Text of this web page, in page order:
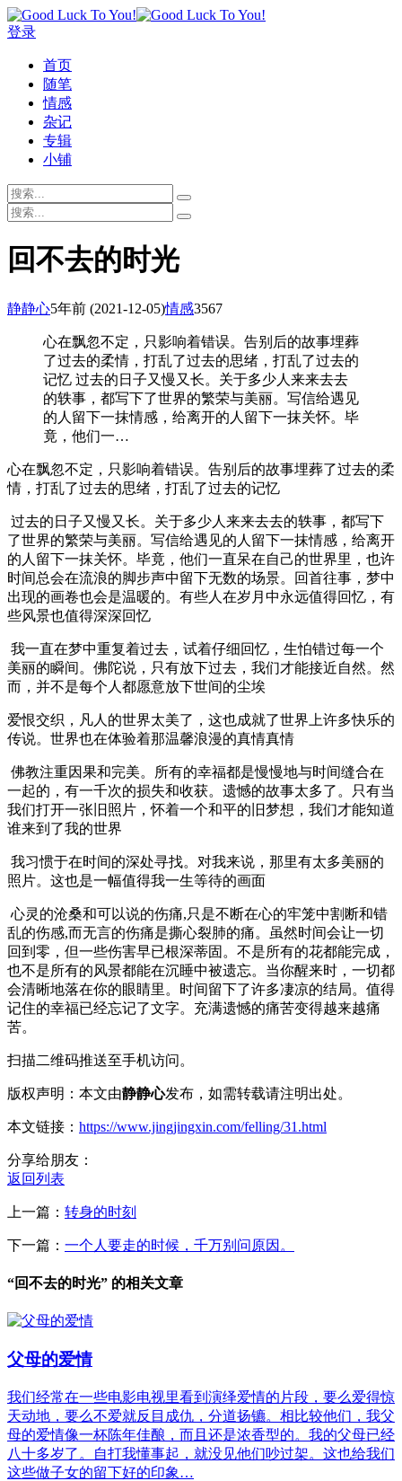
登录
首页
随笔
情感
杂记
专辑
小铺
回不去的时光
静静心5年前 (2021-12-05)情感3567
心在飘忽不定，只影响着错误。告别后的故事埋葬
了过去的柔情，打乱了过去的思绪，打乱了过去的
记忆 过去的日子又慢又长。关于多少人来来去去
的轶事，都写下了世界的繁荣与美丽。写信给遇见
的人留下一抹情感，给离开的人留下一抹关怀。毕
竟，他们一…
心在飘忽不定，只影响着错误。告别后的故事埋葬了过去的柔
情，打乱了过去的思绪，打乱了过去的记忆
过去的日子又慢又长。关于多少人来来去去的轶事，都写下
了世界的繁荣与美丽。写信给遇见的人留下一抹情感，给离开
的人留下一抹关怀。毕竟，他们一直呆在自己的世界里，也许
时间总会在流浪的脚步声中留下无数的场景。回首往事，梦中
出现的画卷也会是温暖的。有些人在岁月中永远值得回忆，有
些风景也值得深深回忆
我一直在梦中重复着过去，试着仔细回忆，生怕错过每一个
美丽的瞬间。佛陀说，只有放下过去，我们才能接近自然。然
而，并不是每个人都愿意放下世间的尘埃
爱恨交织，凡人的世界太美了，这也成就了世界上许多快乐的
传说。世界也在体验着那温馨浪漫的真情真情
佛教注重因果和完美。所有的幸福都是慢慢地与时间缝合在
一起的，有一千次的损失和收获。遗憾的故事太多了。只有当
我们打开一张旧照片，怀着一个和平的旧梦想，我们才能知道
谁来到了我的世界
我习惯于在时间的深处寻找。对我来说，那里有太多美丽的
照片。这也是一幅值得我一生等待的画面
心灵的沧桑和可以说的伤痛,只是不断在心的牢笼中割断和错
乱的伤感,而无言的伤痛是撕心裂肺的痛。虽然时间会让一切
回到零，但一些伤害早已根深蒂固。不是所有的花都能完成，
也不是所有的风景都能在沉睡中被遗忘。当你醒来时，一切都
会清晰地落在你的眼睛里。时间留下了许多凄凉的结局。值得
记住的幸福已经忘记了文字。充满遗憾的痛苦变得越来越痛
苦。
扫描二维码推送至手机访问。
版权声明：本文由静静心发布，如需转载请注明出处。
本文链接： https://www.jingjingxin.com/felling/31.html
分享给朋友：
返回列表
上一篇： 转身的时刻
下一篇： 一个人要走的时候，千万别问原因。
“回不去的时光” 的相关文章
父母的爱情
我们经常在一些电影电视里看到演绎爱情的片段，要么爱得惊
天动地，要么不爱就反目成仇，分道扬镳。相比较他们，我父
母的爱情像一杯陈年佳酿，而且还是浓香型的。我的父母已经
八十多岁了。自打我懂事起，就没见他们吵过架。这也给我们
这些做子女的留下好的印象…